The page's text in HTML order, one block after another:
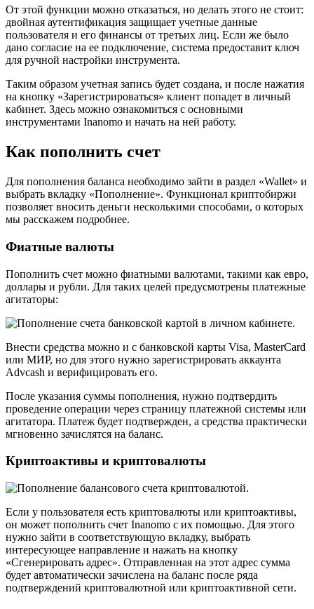
От этой функции можно отказаться, но делать этого не стоит:
двойная аутентификация защищает учетные данные
пользователя и его финансы от третьих лиц. Если же было
дано согласие на ее подключение, система предоставит ключ
для ручной настройки инструмента.
Таким образом учетная запись будет создана, и после нажатия
на кнопку «Зарегистрироваться» клиент попадет в личный
кабинет. Здесь можно ознакомиться с основными
инструментами Inanomo и начать на ней работу.
Как пополнить счет
Для пополнения баланса необходимо зайти в раздел «Wallet» и
выбрать вкладку «Пополнение». Функционал криптобиржи
позволяет вносить деньги несколькими способами, о которых
мы расскажем подробнее.
Фиатные валюты
Пополнить счет можно фиатными валютами, такими как евро,
доллары и рубли. Для таких целей предусмотрены платежные
агитаторы:
Внести средства можно и с банковской карты Visa, MasterCard
или МИР, но для этого нужно зарегистрировать аккаунта
Advcash и верифицировать его.
После указания суммы пополнения, нужно подтвердить
проведение операции через страницу платежной системы или
агитатора. Платеж будет подтвержден, а средства практически
мгновенно зачислятся на баланс.
Криптоактивы и криптовалюты
Если у пользователя есть криптовалюты или криптоактивы,
он может пополнить счет Inanomo с их помощью. Для этого
нужно зайти в соответствующую вкладку, выбрать
интересующее направление и нажать на кнопку
«Сгенерировать адрес». Отправленная на этот адрес сумма
будет автоматически зачислена на баланс после ряда
подтверждений криптовалютной или криптоактивной сети.